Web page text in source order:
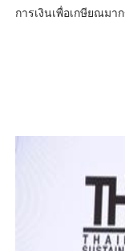
การเงินเพื่อเกษียณมา